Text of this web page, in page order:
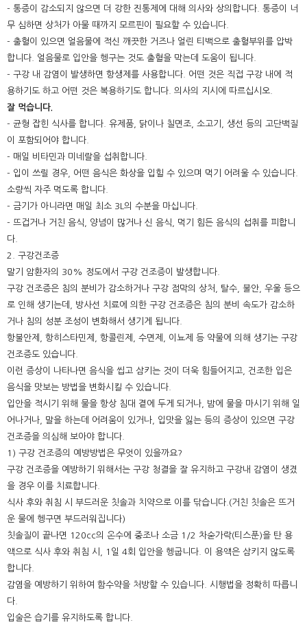
- 통증이 감소되지 않으면 더 강한 진통제에 대해 의사와 상의합니다. 통증이 너
무 심하면 상처가 아물 때까지 모르핀이 필요할 수 있습니다.
- 출혈이 있으면 얼음물에 적신 깨끗한 거즈나 얼린 티백으로 출혈부위를 압박
합니다. 얼음물로 입안을 헹구는 것도 출혈을 막는데 도움이 됩니다.
- 구강 내 감염이 발생하면 항생제를 사용합니다. 어떤 것은 직접 구강 내에 적
용하기도 하고 어떤 것은 복용하기도 합니다. 의사의 지시에 따르십시오.
잘 먹습니다.
- 균형 잡힌 식사를 합니다. 유제품, 닭이나 칠면조, 소고기, 생선 등의 고단백질
이 포함되어야 합니다.
- 매일 비타민과 미네랄을 섭취합니다.
- 입이 쓰릴 경우, 어떤 음식은 화상을 입힐 수 있으며 먹기 어려울 수 있습니다.
소량씩 자주 먹도록 합니다.
- 금기가 아니라면 매일 최소 3L의 수분을 마십니다.
- 뜨겁거나 거친 음식, 양념이 많거나 신 음식, 먹기 힘든 음식의 섭취를 피합니
다.
2. 구강건조증
말기 암환자의 30% 정도에서 구강 건조증이 발생합니다.
구강 건조증은 침의 분비가 감소하거나 구강 점막의 상처, 탈수, 불안, 우울 등으
로 인해 생기는데, 방사선 치료에 의한 구강 건조증은 침의 분비 속도가 감소하
거나 침의 성분 조성이 변화해서 생기게 됩니다.
항불안제, 항히스타민제, 항콜린제, 수면제, 이뇨제 등 약물에 의해 생기는 구강
건조증도 있습니다.
이런 증상이 나타나면 음식을 씹고 삼키는 것이 더욱 힘들어지고, 건조한 입은
음식을 맛보는 방법을 변화시킬 수 있습니다.
입안을 적시기 위해 물을 항상 침대 곁에 두게 되거나, 밤에 물을 마시기 위해 일
어나거나, 말을 하는데 어려움이 있거나, 입맛을 잃는 등의 증상이 있으면 구강
건조증을 의심해 보아야 합니다.
1) 구강 건조증의 예방방법은 무엇이 있을까요?
구강 건조증을 예방하기 위해서는 구강 청결을 잘 유지하고 구강내 감염이 생겼
을 경우 이를 치료합니다.
식사 후와 취침 시 부드러운 칫솔과 치약으로 이를 닦습니다.(거친 칫솔은 뜨거
운 물에 헹구면 부드러워집니다)
칫솔질이 끝나면 120cc의 온수에 중조나 소금 1/2 차숟가락(티스푼)을 탄 용
액으로 식사 후와 취침 시, 1일 4회 입안을 헹굽니다. 이 용액은 삼키지 않도록
합니다.
감염을 예방하기 위하여 함수약을 처방할 수 있습니다. 시행법을 정확히 따릅니
다.
입술은 습기를 유지하도록 합니다.